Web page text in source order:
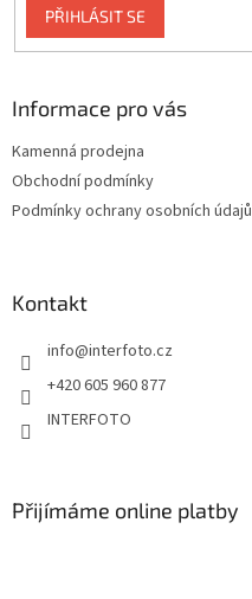
PŘIHLÁSIT SE
Informace pro vás
Kamenná prodejna
Obchodní podmínky
Podmínky ochrany osobních údajů
Kontakt
info@interfoto.cz
+420 605 960 877
INTERFOTO
Přijímáme online platby